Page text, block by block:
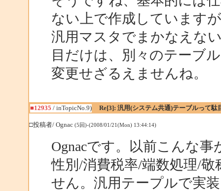
ない上で作成しています
汎用マスタでまかなえな
目だけは、別々のテーブ
変更せざるえませんね。
■12935 / inTopicNo.9) Re[3]: 汎用(システム共通)テーブルって駄
□投稿者/ Ognac (5回)-(2008/01/21(Mon) 13:44:14)
Ognacです。以前こんな
性別/消費税率/端数処理/
せん。汎用テープルで実